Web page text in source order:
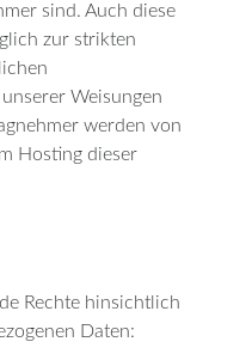
sind. Auch diese
zur strikten
Weisungen
werden von
Hosting dieser
Rechte hinsichtlich
Daten: